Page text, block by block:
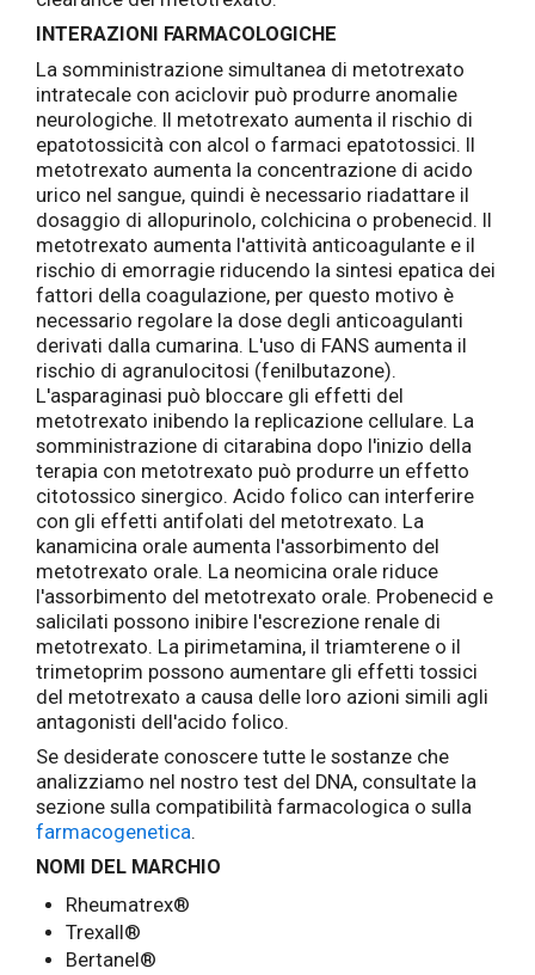
INTERAZIONI FARMACOLOGICHE
La somministrazione simultanea di metotrexato
intratecale con aciclovir può produrre anomalie
neurologiche. Il metotrexato aumenta il rischio di
epatotossicità con alcol o farmaci epatotossici. Il
metotrexato aumenta la concentrazione di acido
urico nel sangue, quindi è necessario riadattare il
dosaggio di allopurinolo, colchicina o probenecid. Il
metotrexato aumenta l'attività anticoagulante e il
rischio di emorragie riducendo la sintesi epatica dei
fattori della coagulazione, per questo motivo è
necessario regolare la dose degli anticoagulanti
derivati ​​dalla cumarina. L'uso di FANS aumenta il
rischio di agranulocitosi (fenilbutazone).
L'asparaginasi può bloccare gli effetti del
metotrexato inibendo la replicazione cellulare. La
somministrazione di citarabina dopo l'inizio della
terapia con metotrexato può produrre un effetto
citotossico sinergico. Acido folico can interferire
con gli effetti antifolati del metotrexato. La
kanamicina orale aumenta l'assorbimento del
metotrexato orale. La neomicina orale riduce
l'assorbimento del metotrexato orale. Probenecid e
salicilati possono inibire l'escrezione renale di
metotrexato. La pirimetamina, il triamterene o il
trimetoprim possono aumentare gli effetti tossici
del metotrexato a causa delle loro azioni simili agli
antagonisti dell'acido folico.
Se desiderate conoscere tutte le sostanze che
analizziamo nel nostro test del DNA, consultate la
sezione sulla compatibilità farmacologica o sulla
farmacogenetica.
NOMI DEL MARCHIO
Rheumatrex®
Trexall®
Bertanel®